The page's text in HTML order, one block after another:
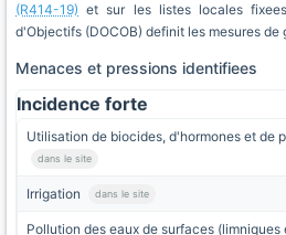
(R414-19) et sur les listes locales
d'Objectifs (DOCOB) definit les mesures de
Menaces et pressions identifiees
Incidence forte
Utilisation de biocides, d'hormones et de
dans le site
Irrigation dans le site
Pollution des eaux de surfaces